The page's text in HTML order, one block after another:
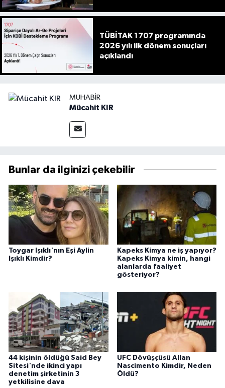
TÜBİTAK 1707 programında
2026 yılı ilk dönem sonuçları
açıklandı
MUHABIR
Mücahit KIR
Bunlar da ilginizi çekebilir
Toygar Işıklı'nın Eşi Aylin
Işıklı Kimdir?
Kapeks Kimya ne iş yapıyor?
Kapeks Kimya kimin, hangi
alanlarda faaliyet
gösteriyor?
44 kişinin öldüğü Said Bey
Sitesi'nde ikinci yapı
denetim şirketinin 3
yetkilisine dava
UFC Dövüşçüsü Allan
Nascimento Kimdir, Neden
Öldü?